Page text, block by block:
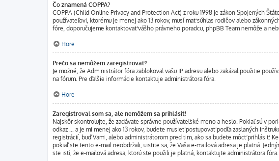
Čo znamená COPPA?
COPPA (Child Online Privacy and Protection Act) z roku 1998 je zákon Spojených
používateľovi, ktorému je menej ako 13 rokov, musí mať súhlas rodičov alebo
fóre, doporučujeme kontaktovať vášho právneho poradcu, phpBB Team nemôže a
Hore
Prečo sa nemôžem zaregistrovať?
Je možné, že Administrátor fóra zablokoval vašu IP adresu alebo zakázal použitie
na fórum. Pre ďalšie informácie kontaktuje administrátora fóra.
Hore
Zaregistroval som sa, ale nemôžem sa prihlásiť!
Najskôr skontrolujte, že zadávate správne používateľské meno a heslo. Pokiaľ sú v
odkaz ... a je mi menej ako 13 rokov, budete musieť postupovať podľa zaslaných
registrácií, buď Vami, alebo administrátorom pred tim, ako sa budete môcť prihlásiť.
pokiaľ ste tento e-mail neobdržali, uistite sa, že Vaša e-mailová adresa je platná.
ste istí, že e-mailová adresa, ktorú ste použili je platná, kontaktujte administrátora fóra.